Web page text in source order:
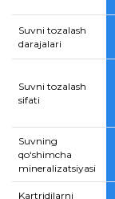
Suvni tozalash
darajalari
Suvni tozalash
sifati
Suvning
qo‘shimcha
mineralizatsiyasi
Kartridjlarni